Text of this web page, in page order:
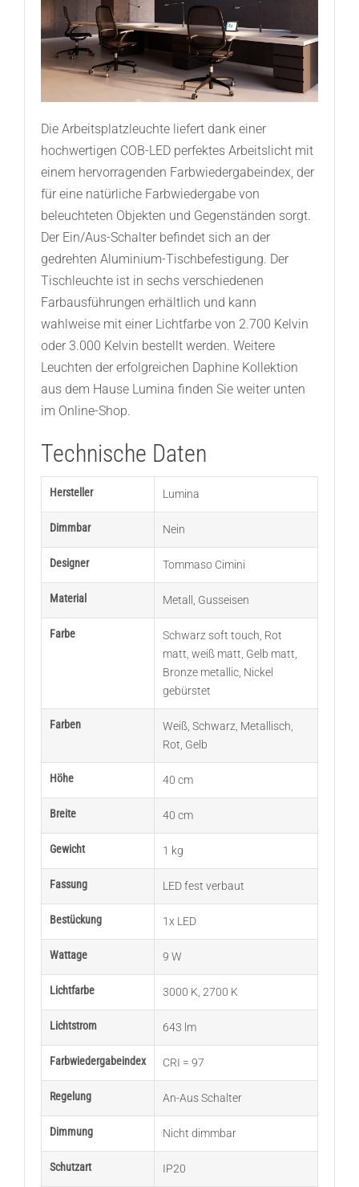
Die Arbeitsplatzleuchte liefert dank einer
hochwertigen COB-LED perfektes Arbeitslicht mit
einem hervorragenden Farbwiedergabeindex, der
für eine natürliche Farbwiedergabe von
beleuchteten Objekten und Gegenständen sorgt.
Der Ein/Aus-Schalter befindet sich an der
gedrehten Aluminium-Tischbefestigung. Der
Tischleuchte ist in sechs verschiedenen
Farbausführungen erhältlich und kann
wahlweise mit einer Lichtfarbe von 2.700 Kelvin
oder 3.000 Kelvin bestellt werden. Weitere
Leuchten der erfolgreichen Daphine Kollektion
aus dem Hause Lumina finden Sie weiter unten
im Online-Shop.
Technische Daten
Hersteller Lumina
Dimmbar Nein
Designer Tommaso Cimini
Material Metall , Gusseisen
Farbe Schwarz soft touch, Rot
matt, weiß matt, Gelb matt,
Bronze metallic, Nickel
gebürstet
Farben Weiß, Schwarz, Metallisch,
Rot, Gelb
Höhe 40 cm
Breite 40 cm
Gewicht 1 kg
Fassung LED fest verbaut
Bestückung 1x LED
Wattage 9 W
Lichtfarbe 3000 K, 2700 K
Lichtstrom 643 lm
Farbwiedergabeindex CRI = 97
Regelung An-Aus Schalter
Dimmung Nicht dimmbar
Schutzart IP20